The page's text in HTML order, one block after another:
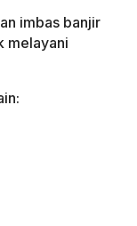
imbas banjir
melayani